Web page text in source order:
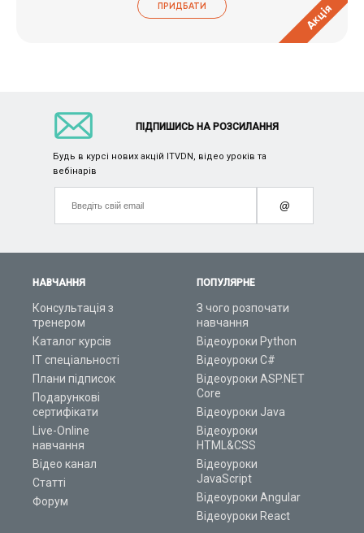
ПРИДБАТИ Акція
НАВЧАННЯ
Консультація з
тренером
Каталог курсів
ІТ спеціальності
Плани підписок
Подарункові
сертифікати
Live-Online
навчання
Відео канал
Статті
Форум
ПОПУЛЯРНЕ
З чого розпочати
навчання
Відеоуроки Python
Відеоуроки C#
Відеоуроки ASP.NET
Core
Відеоуроки Java
Відеоуроки
HTML&CSS
Відеоуроки
JavaScript
Відеоуроки Angular
Відеоуроки React
ПІДПИШИСЬ НА РОЗСИЛАННЯ
Будь в курсі нових акцій ITVDN, відео уроків та
вебінарів
@